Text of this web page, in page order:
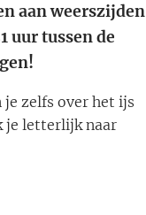
aan weerszijden
uur tussen de
je zelfs over het ijs
je letterlijk naar